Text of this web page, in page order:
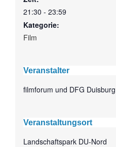
21:30 - 23:59
Kategorie:
Film
Veranstalter
filmforum und DFG Duisburg
Veranstaltungsort
Landschaftspark DU-Nord